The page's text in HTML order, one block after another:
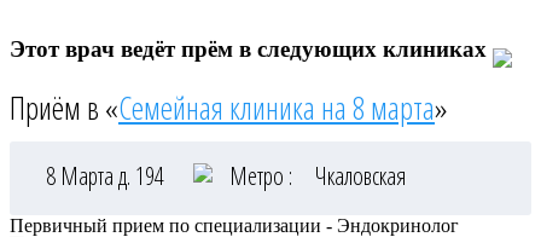
Этот врач ведёт прём в следующих клиниках
Приём в «Семейная клиника на 8 марта»
8 Марта д. 194 Метро : Чкаловская
Первичный прием по специализации - Эндокринолог